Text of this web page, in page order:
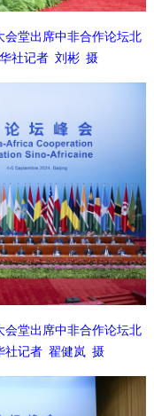
会堂出席中非合作论坛北
社记者 刘彬 摄
会堂出席中非合作论坛北
社记者 翟健岚 摄